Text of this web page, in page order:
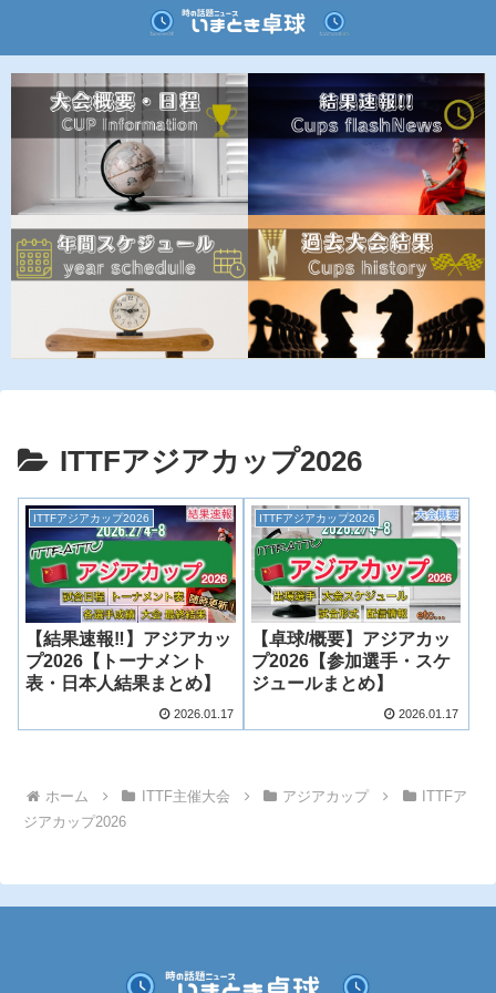
ITTFアジアカップ2026
ITTFアジアカップ2026
【結果速報‼︎】アジアカッ
プ2026【トーナメント
表・日本人結果まとめ】
2026.01.17
ITTFアジアカップ2026
【卓球/概要】アジアカッ
プ2026【参加選手・スケ
ジュールまとめ】
2026.01.17
ホーム ITTF主催大会 アジアカップ
ITTFア
ジアカップ2026